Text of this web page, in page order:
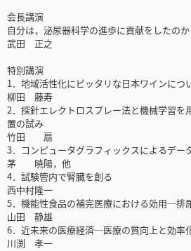
会長講演
自分は，泌尿器科学の進歩に貢献をしたのか
武田 正之
特別講演
1．地域活性化にピッタリな日本ワインにつ
柳田 藤寿
2．探針エレクトロスプレー法と機械学習を
置の試み
竹田 扇
3．コンピュータグラフィックスによるデー
茅 暁陽，他
4．試験管内で腎臓を創る
西中村隆一
5．機能性食品の補完医療における効用─排
山田 静雄
6．近未来の医療経済─医療の質向上と効
川渕 孝一